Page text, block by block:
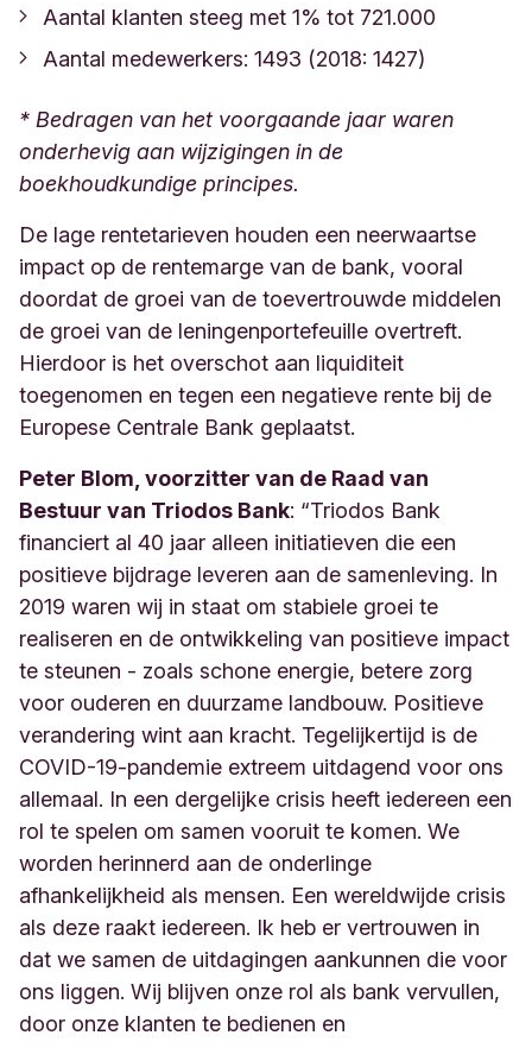
Aantal klanten steeg met 1% tot 721.000
Aantal medewerkers: 1493 (2018: 1427)
* Bedragen van het voorgaande jaar waren
onderhevig aan wijzigingen in de
boekhoudkundige principes.
De lage rentetarieven houden een neerwaartse
impact op de rentemarge van de bank, vooral
doordat de groei van de toevertrouwde middelen
de groei van de leningenportefeuille overtreft.
Hierdoor is het overschot aan liquiditeit
toegenomen en tegen een negatieve rente bij de
Europese Centrale Bank geplaatst.
Peter Blom, voorzitter van de Raad van
Bestuur van Triodos Bank: “Triodos Bank
financiert al 40 jaar alleen initiatieven die een
positieve bijdrage leveren aan de samenleving. In
2019 waren wij in staat om stabiele groei te
realiseren en de ontwikkeling van positieve impact
te steunen - zoals schone energie, betere zorg
voor ouderen en duurzame landbouw. Positieve
verandering wint aan kracht. Tegelijkertijd is de
COVID-19-pandemie extreem uitdagend voor ons
allemaal. In een dergelijke crisis heeft iedereen een
rol te spelen om samen vooruit te komen. We
worden herinnerd aan de onderlinge
afhankelijkheid als mensen. Een wereldwijde crisis
als deze raakt iedereen. Ik heb er vertrouwen in
dat we samen de uitdagingen aankunnen die voor
ons liggen. Wij blijven onze rol als bank vervullen,
door onze klanten te bedienen en